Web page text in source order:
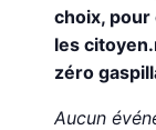
choix,
les
zéro
Aucun